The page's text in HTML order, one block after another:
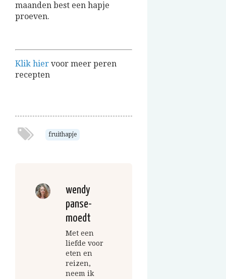
maanden best een hapje
proeven.
Klik hier voor meer peren
recepten
fruithapje
wendy
panse-
moedt
Met een
liefde voor
eten en
reizen,
neem ik